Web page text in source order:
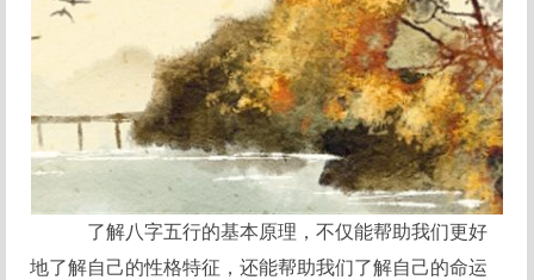
了解八字五行的基本原理，不仅能帮助我们更好
地了解自己的性格特征，还能帮助我们了解自己的命运